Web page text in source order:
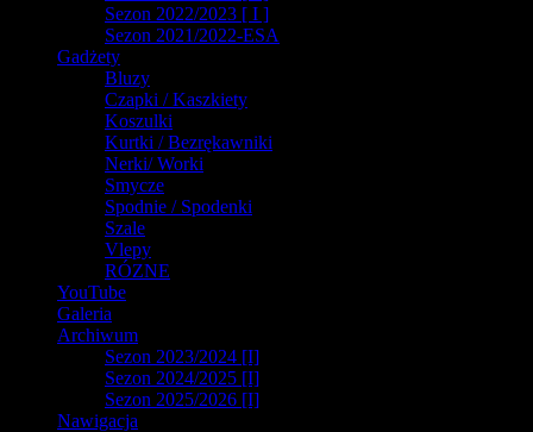
Sezon 2022/2023 [ I ]
Sezon 2021/2022-ESA
Gadżety
Bluzy
Czapki / Kaszkiety
Koszulki
Kurtki / Bezrękawniki
Nerki/ Worki
Smycze
Spodnie / Spodenki
Szale
Vlepy
RÓZNE
YouTube
Galeria
Archiwum
Sezon 2023/2024 [I]
Sezon 2024/2025 [I]
Sezon 2025/2026 [I]
Nawigacja